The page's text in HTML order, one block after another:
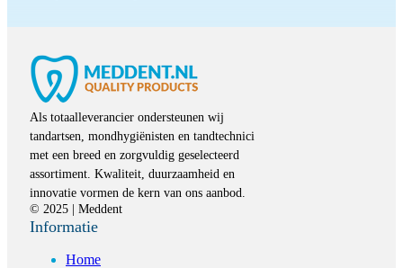
Als totaalleverancier ondersteunen wij
tandartsen, mondhygiënisten en tandtechnici
met een breed en zorgvuldig geselecteerd
assortiment. Kwaliteit, duurzaamheid en
innovatie vormen de kern van ons aanbod.
© 2025 | Meddent
Informatie
Home